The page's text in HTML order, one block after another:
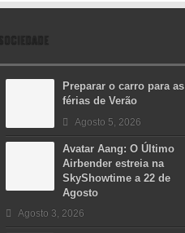
SOCIEDADE
Preparar o carro para as
férias de Verão
Agosto 5, 2026
Avatar Aang: O Último
Airbender estreia na
SkyShowtime a 22 de
Agosto
Agosto 3, 2026